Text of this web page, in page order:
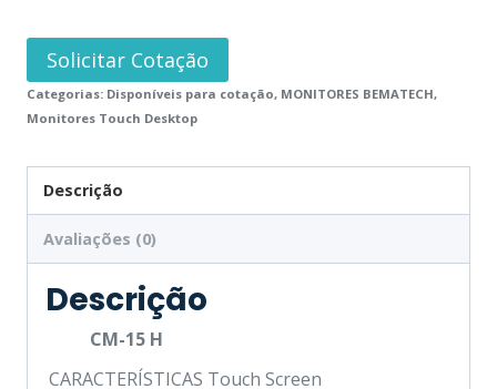
Solicitar Cotação
Categorias: Disponíveis para cotação, MONITORES BEMATECH,
Monitores Touch Desktop
Descrição
Avaliações (0)
Descrição
CM-15 H
CARACTERÍSTICAS Touch Screen